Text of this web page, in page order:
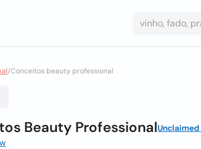
/Conceitos beauty professional
Beauty ProfessionalUnclaimed